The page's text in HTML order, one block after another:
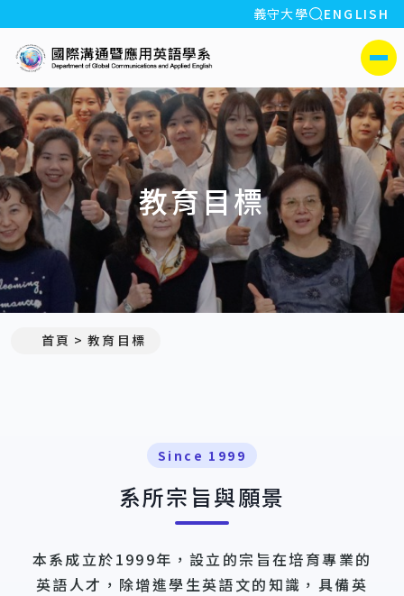
:::
義守大學 全站搜索
ENGLISH
義守大學國際溝通暨應用
側選單
教育目標
首頁 教育目標
Since 1999
系所宗旨與願景
本系成立於1999年，設立的宗旨在培育專業的
英語人才，除增進學生英語文的知識，具備英